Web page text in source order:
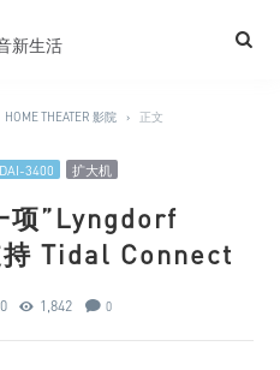
HOME THEATER 影院 › 正文
3400 扩大机
项”Lyngdorf
Tidal Connect
1,842 0